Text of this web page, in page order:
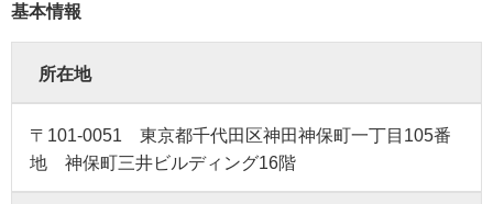
基本情報
所在地
〒101-0051 東京都千代田区神田神保町一丁目105番
地 神保町三井ビルディング16階